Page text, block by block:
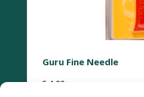
Guru Fine Needle
€ 4,29